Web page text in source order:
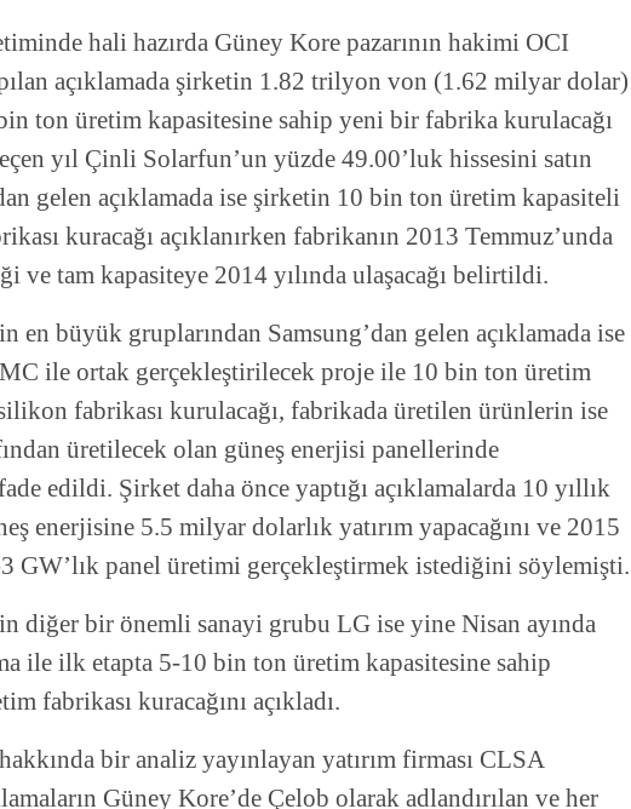
hali hazırda Güney Kore pazarının hakimi OCI
açıklamada şirketin 1.82 trilyon von (1.62 milyar dolar)
ton üretim kapasitesine sahip yeni bir fabrika kurulacağı
yıl Çinli Solarfun’un yüzde 49.00’luk hissesini satın
gelen açıklamada ise şirketin 10 bin ton üretim kapasiteli
kuracağı açıklanırken fabrikanın 2013 Temmuz’unda
ve tam kapasiteye 2014 yılında ulaşacağı belirtildi.
en büyük gruplarından Samsung’dan gelen açıklamada ise
ile ortak gerçekleştirilecek proje ile 10 bin ton üretim
fabrikası kurulacağı, fabrikada üretilen ürünlerin ise
üretilecek olan güneş enerjisi panellerinde
edildi. Şirket daha önce yaptığı açıklamalarda 10 yıllık
enerjisine 5.5 milyar dolarlık yatırım yapacağını ve 2015
3 GW’lık panel üretimi gerçekleştirmek istediğini söylemişti.
diğer bir önemli sanayi grubu LG ise yine Nisan ayında
ile ilk etapta 5-10 bin ton üretim kapasitesine sahip
fabrikası kuracağını açıkladı.
bir analiz yayınlayan yatırım firması CLSA
Güney Kore’de Çelob olarak adlandırılan ve her